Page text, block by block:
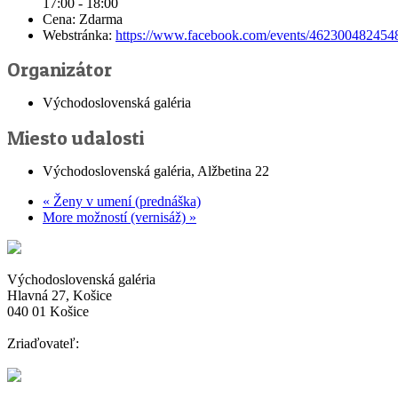
Cena: Zdarma
Webstránka: https://www.facebook.com/events/
Organizátor
Východoslovenská galéria
Miesto udalosti
Východoslovenská galéria, Alžbetina 22
« Ženy v umení (prednáška)
More možností (vernisáž) »
Východoslovenská galéria
Hlavná 27, Košice
040 01 Košice
Zriaďovateľ: